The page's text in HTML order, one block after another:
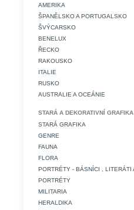
AMERIKA
ŠPANĚLSKO A PORTUGALSKO
ŠVÝCARSKO
BENELUX
ŘECKO
RAKOUSKO
ITALIE
RUSKO
AUSTRALIE A OCEÁNIE
STARÁ A DEKORATIVNÍ GRAFIKA
STARÁ GRAFIKA
GENRE
FAUNA
FLORA
PORTRÉTY - BÁSNÍCI , LITERÁTI
PORTRÉTY
MILITARIA
HERALDIKA